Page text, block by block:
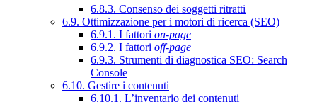
6.8.3. Consenso dei soggetti ritratti
6.9. Ottimizzazione per i motori di ricerca (SEO)
6.9.1. I fattori on-page
6.9.2. I fattori off-page
6.9.3. Strumenti di diagnostica SEO: Search
Console
6.10. Gestire i contenuti
6.10.1. L’inventario dei contenuti